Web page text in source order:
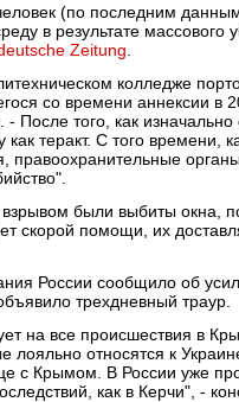
(по последним
в результате
Zeitung
колледже
со времени аннексии в
После того, как
как теракт. С того времени,
правоохранительные
были выбиты окна,
скорой помощи, их
России сообщило об
трехдневный траур.
на все происшествия в
лояльно относятся к
с Крымом. В России уже
как в Керчи", -